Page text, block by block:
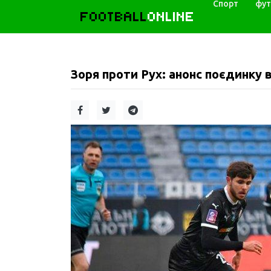
FOOTBALLONLINE
Спорт
Зоря проти Рух: анонс поєдинку